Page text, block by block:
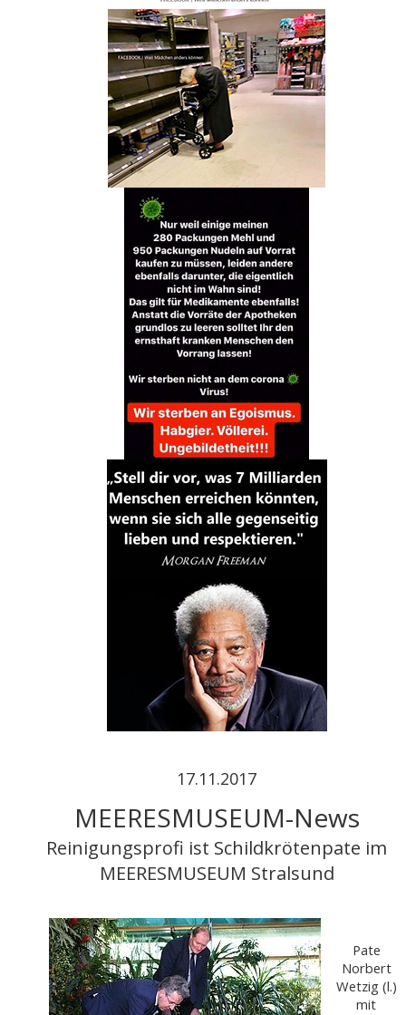
17.11.2017
MEERESMUSEUM-News
Reinigungsprofi ist Schildkrötenpate im
MEERESMUSEUM Stralsund
Pate
Norbert
Wetzig (l.)
mit